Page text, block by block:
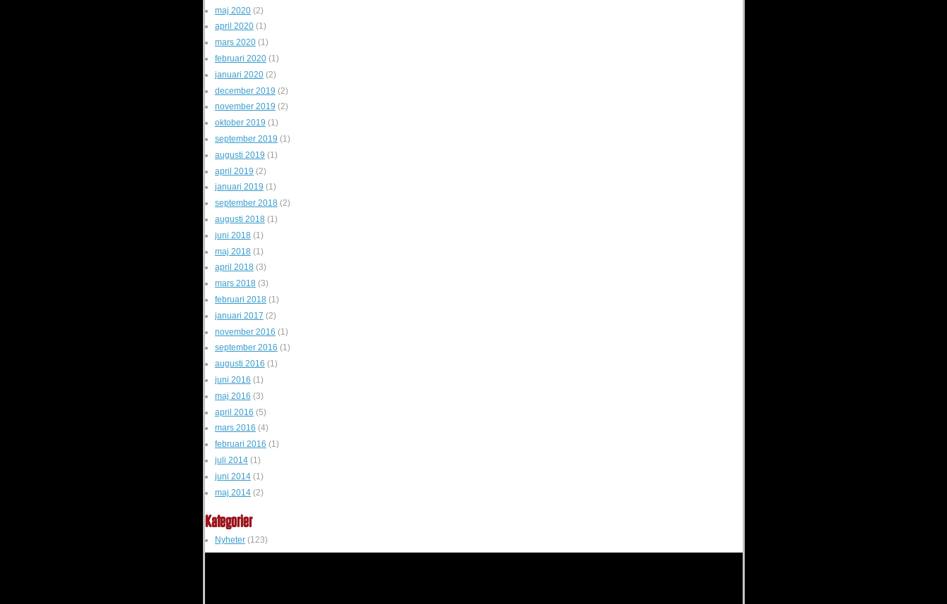
maj 2020(2)
april 2020(1)
mars 2020(1)
februari 2020(1)
januari 2020(2)
december 2019 (2)
november 2019 (2)
oktober 2019 (1)
september 2019 (1)
augusti 2019 (1)
april 2019 (2)
januari 2019 (1)
september 2018(2)
augusti 2018(1)
juni 2018(1)
maj 2018(1)
april 2018(3)
mars 2018(3)
februari 2018(1)
januari 2017 (2)
november 2016 (1)
september 2016 (1)
augusti 2016 (1)
juni 2016 (1)
maj 2016 (3)
april 2016 (5)
mars 2016 (4)
februari 2016 (1)
juli 2014(1)
juni 2014(1)
maj 2014(2)
Kategorier
Nyheter(123)